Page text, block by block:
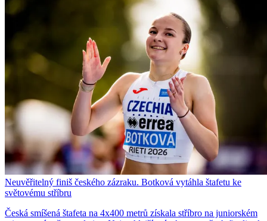
Neuvěřitelný finiš českého zázraku. Botková vytáhla štafetu ke
světovému stříbru
Česká smíšená štafeta na 4x400 metrů získala stříbro na juniorském